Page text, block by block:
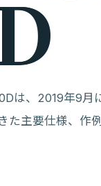
は、2019年9月
た主要仕様、作